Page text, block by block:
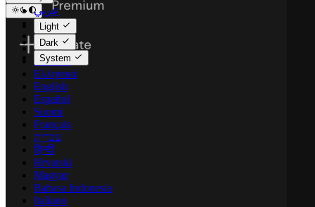
عربي
Català
Čeština
Dansk
Deutsch
Ελληνικά
English
Español
Suomi
Français
עברית
हिन्दी
Hrvatski
Magyar
Bahasa Indonesia
Italiano
Light
Dark
System